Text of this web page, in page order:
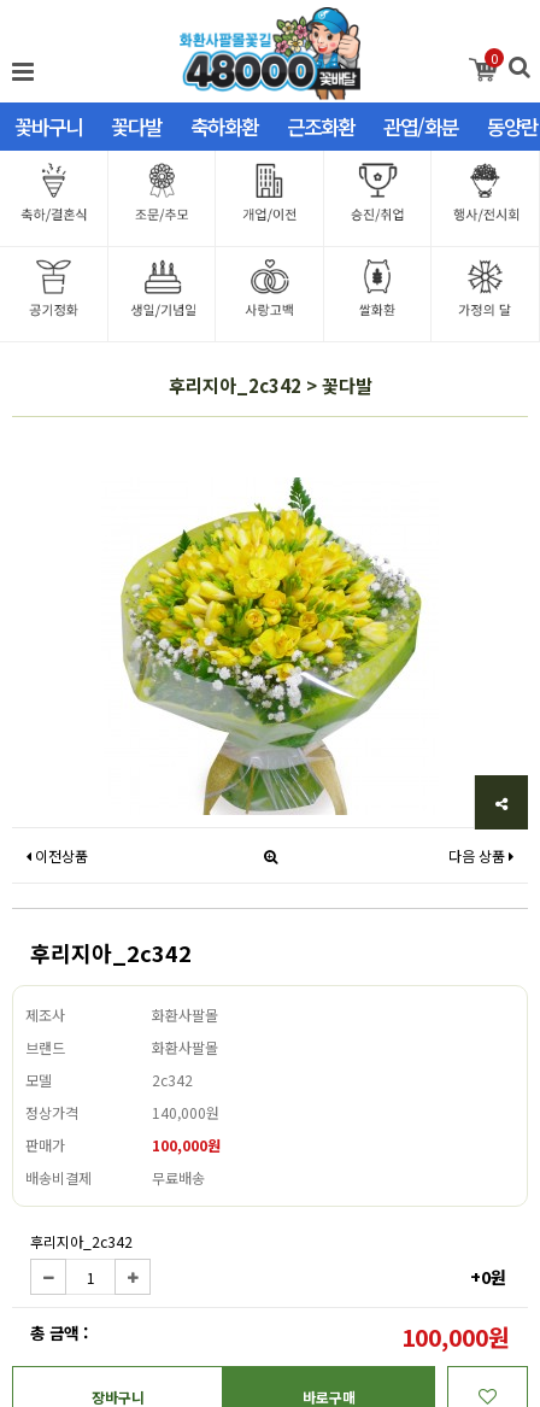
0
꽃바구니 꽃다발 축하화환 근조화환 관엽/화분 동양란
후리지아_2c342 > 꽃다발
이전상품 다음 상품
후리지아_2c342
제조사
화환사팔몰
브랜드
화환사팔몰
모델
2c342
정상가격
140,000원
판매가
100,000원
배송비결제
무료배송
후리지아_2c342
+0원
총 금액 : 100,000원